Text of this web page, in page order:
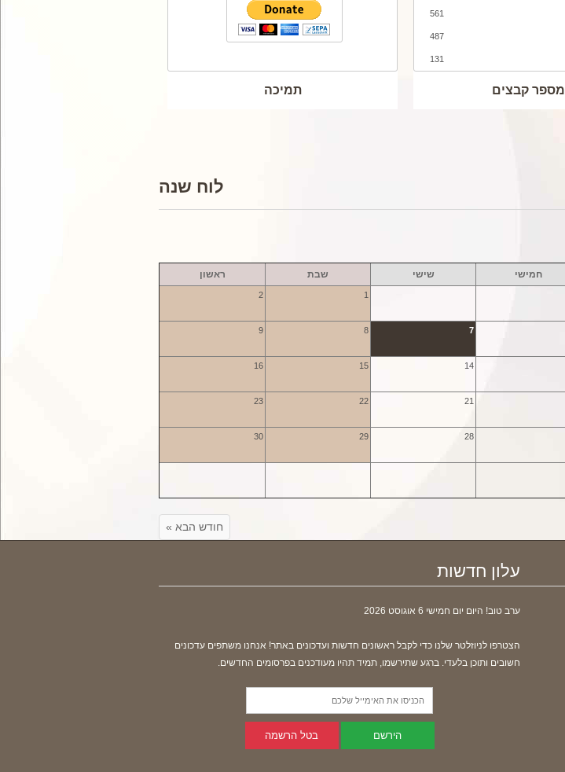
תמיכה
487
131
מספר קבצים
לוח שנה
חמישי שישי שבת ראשון
1
2
7
8
9
14
15
16
21
22
23
28
29
30
חודש הבא »
עלון חדשות
ערב טוב! היום יום חמישי 6 אוגוסט 2026
הצטרפו לניוזלטר שלנו כדי לקבל ראשונים חדשות ועדכונים באתר! אנחנו משתפים עדכונים
חשובים ותוכן בלעדי. ברגע שתירשמו, תמיד תהיו מעודכנים בפרסומים החדשים.
הירשם בטל הרשמה